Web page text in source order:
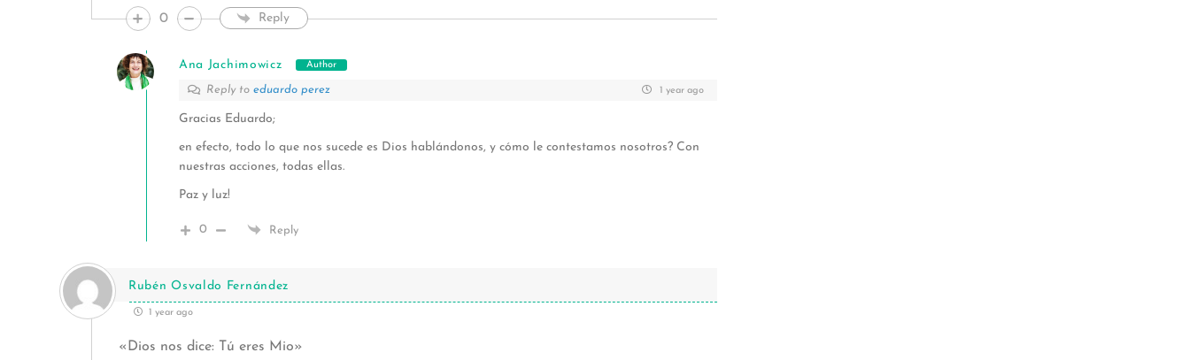
0 Reply
Ana Jachimowicz Author
Reply to eduardo perez 1 year ago
Gracias Eduardo;
en efecto, todo lo que nos sucede es Dios hablándonos, y cómo le contestamos nosotros? Con
nuestras acciones, todas ellas.
Paz y luz!
0 Reply
Rubén Osvaldo Fernández
1 year ago
«Dios nos dice: Tú eres Mio»